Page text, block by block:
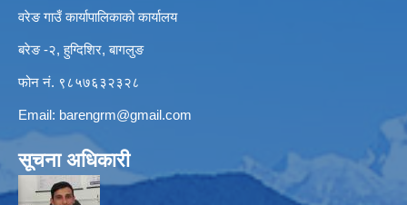
वरेङ गाउँ कार्यापालिकाको कार्यालय
बरेङ -२, हुग्दिशिर, बागलुङ
फोन नं. ९८५७६३२३२८
Email: barengrm@gmail.com
सूचना अधिकारी